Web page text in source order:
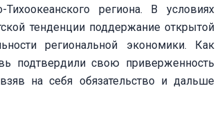
региона. В условиях
тенденции поддержание открытой
региональной экономики. Как
подтвердили свою приверженность
на себя обязательство и дальше